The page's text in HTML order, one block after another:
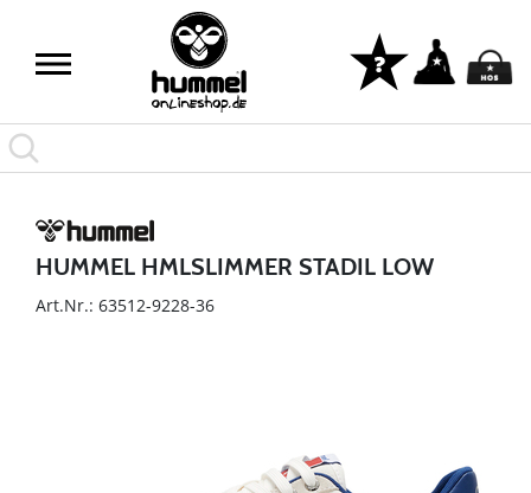
HUMMEL HMLSLIMMER STADIL LOW
Art.Nr.: 63512-9228-36